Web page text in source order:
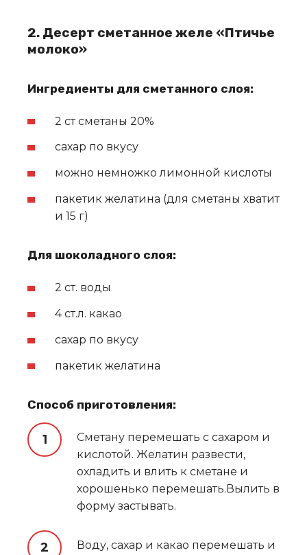
2. Десерт сметанное желе «Птичье
молоко»
Ингредиенты для сметанного слоя:
2 ст сметаны 20%
сахар по вкусу
можно немножко лимонной кислоты
пакетик желатина (для сметаны хватит
и 15 г)
Для шоколадного слоя:
2 ст. воды
4 ст.л. какао
сахар по вкусу
пакетик желатина
Способ приготовления:
Сметану перемешать с сахаром и
кислотой. Желатин развести,
охладить и влить к сметане и
хорошенько перемешать.Вылить в
форму застывать.
Воду, сахар и какао перемешать и